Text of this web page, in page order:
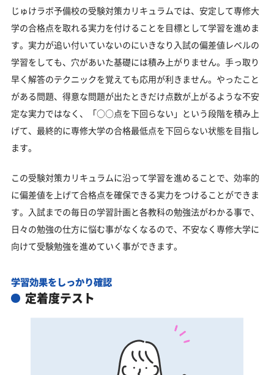
じゅけラボ予備校の受験対策カリキュラムでは、安定して専修大
学の合格点を取れる実力を付けることを目標として学習を進めま
す。実力が追い付いていないのにいきなり入試の偏差値レベルの
学習をしても、穴があいた基礎には積み上がりません。手っ取り
早く解答のテクニックを覚えても応用が利きません。やったこと
がある問題、得意な問題が出たときだけ点数が上がるような不安
定な実力ではなく、「○○点を下回らない」という段階を積み上
げて、最終的に専修大学の合格最低点を下回らない状態を目指し
ます。
この受験対策カリキュラムに沿って学習を進めることで、効率的
に偏差値を上げて合格点を確保できる実力をつけることができま
す。入試までの毎日の学習計画と各教科の勉強法がわかる事で、
日々の勉強の仕方に悩む事がなくなるので、不安なく専修大学に
向けて受験勉強を進めていく事ができます。
学習効果をしっかり確認
定着度テスト